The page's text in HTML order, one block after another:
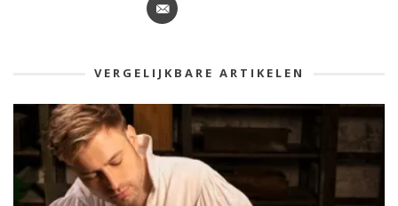
VERGELIJKBARE ARTIKELEN